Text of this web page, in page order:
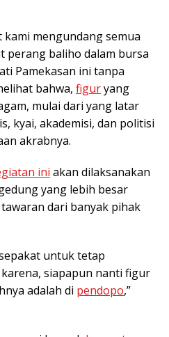
mengundang semua
baliho dalam bursa
Pamekasan ini tanpa
bahwa, figuryang
mulai dari yang latar
kyai, akademisi, dan politisi
akrabnya.
ini akan dilaksanakan
yang lebih besar
dari banyak pihak
untuk tetap
siapapun nanti figur
adalah di pendopo,”